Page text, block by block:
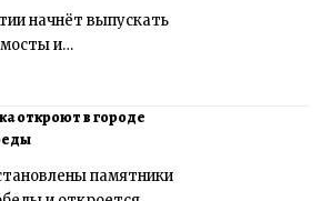
начнёт выпускать
и…
откроют в городе
памятники